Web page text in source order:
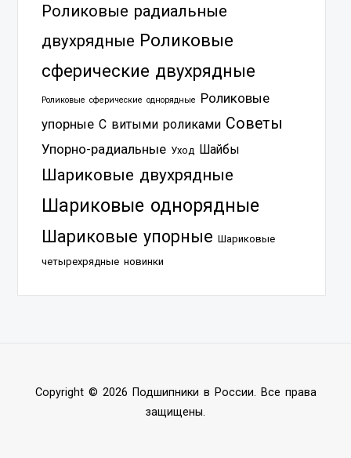
Роликовые радиальные
двухрядные Роликовые
сферические двухрядные
Роликовые сферические однорядные
Роликовые
упорные С витыми роликами Советы
Упорно-радиальные Уход Шайбы
Шариковые двухрядные
Шариковые однорядные
Шариковые упорные Шариковые
четырехрядные новинки
Copyright © 2026 Подшипники в России. Все права
защищены.